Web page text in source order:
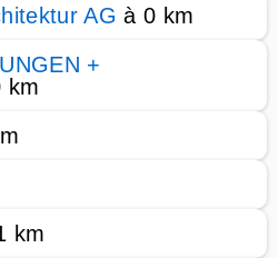
AG à 0 km
+
km
km